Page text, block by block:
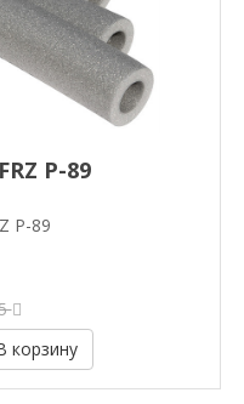
P-89
P-89
корзину